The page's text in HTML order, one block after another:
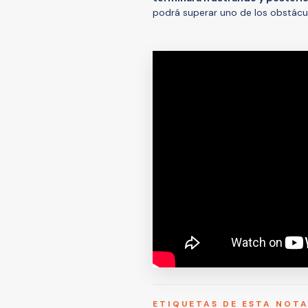
podrá superar uno de los
ETIQUETAS DE ESTA NOTA